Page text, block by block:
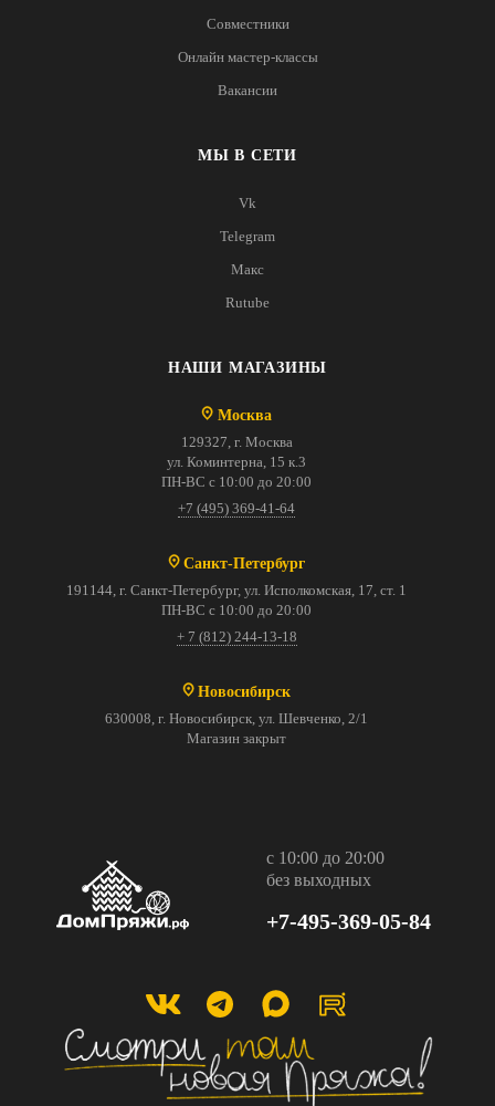
Совместники
Онлайн мастер-классы
Вакансии
МЫ В СЕТИ
Vk
Telegram
Макс
Rutube
НАШИ МАГАЗИНЫ
Москва
129327, г. Москва
ул. Коминтерна, 15 к.3
ПН-ВС с 10:00 до 20:00
+7 (495) 369-41-64
Санкт-Петербург
191144, г. Санкт-Петербург, ул. Исполкомская, 17, ст. 1
ПН-ВС с 10:00 до 20:00
+ 7 (812) 244-13-18
Новосибирск
630008, г. Новосибирск, ул. Шевченко, 2/1
Магазин закрыт
с 10:00 до 20:00
без выходных
+7-495-369-05-84